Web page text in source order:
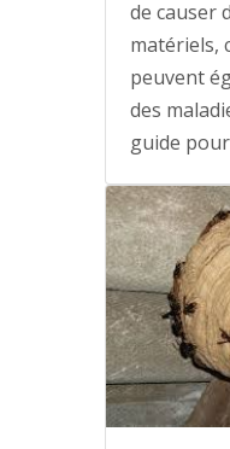
de causer
matériels,
peuvent
des
guide